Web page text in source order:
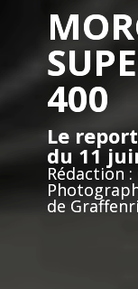
400
Le
du 11
Rédaction
de